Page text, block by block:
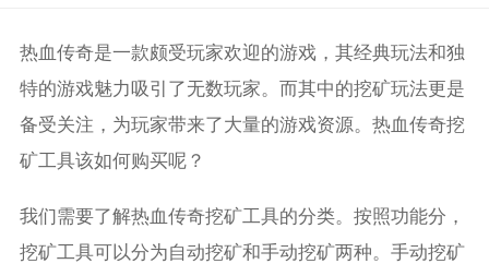
热血传奇是一款颇受玩家欢迎的游戏，其经典玩法和独
特的游戏魅力吸引了无数玩家。而其中的挖矿玩法更是
备受关注，为玩家带来了大量的游戏资源。热血传奇挖
矿工具该如何购买呢？
我们需要了解热血传奇挖矿工具的分类。按照功能分，
挖矿工具可以分为自动挖矿和手动挖矿两种。手动挖矿